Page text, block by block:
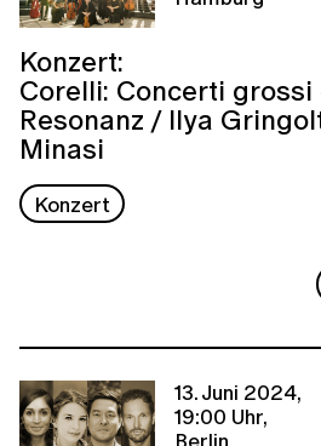
Konzert:
Corelli: Concerti grossi
Resonanz / Ilya
Minasi
Konzert
13. Juni 2024,
19:00 Uhr,